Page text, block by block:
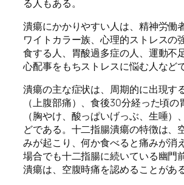
る人もある。
潰瘍にかかりやすい人は、精神労働
ワイトカラー族、心理的ストレスの
食する人、胃酸過多症の人、運動不
心配事をもちストレスに悩む人など
潰瘍の主な症状は、周期的に出現す
（上腹部痛）、食後30分経った頃
（胸やけ、酸っぱいげっぶ、生唾）
どである。十二指腸潰瘍の特徴は、
みが起こり、何か食べると痛みが消
場合でも十二指腸に続いている幽門
潰瘍は、空腹時痛を認めることがある